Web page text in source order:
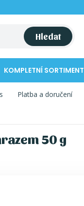
Hledat
KOMPLETNÍ SORTIMENT
Platba a doručení
50 g